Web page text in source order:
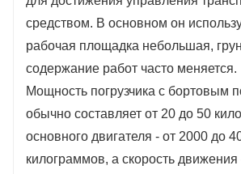
средством. В основном он
рабочая площадка небольшая,
содержание работ часто меняется.
Мощность погрузчика с бортовым
обычно составляет от 20 до 50
основного двигателя - от 2000 до
килограммов, а скорость движения